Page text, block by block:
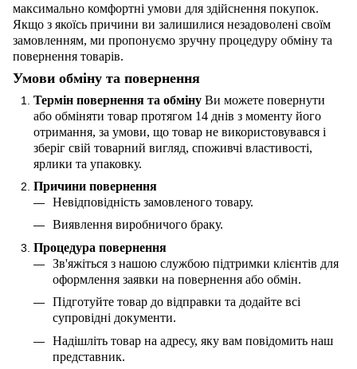
максимально комфортні умови для здійснення покупок.
Якщо з якоїсь причини ви залишилися незадоволені своїм
замовленням, ми пропонуємо зручну процедуру обміну та
повернення товарів.
Умови обміну та повернення
Термін повернення та обміну Ви можете повернути
або обміняти товар протягом 14 днів з моменту його
отримання, за умови, що товар не використовувався і
зберіг свій товарний вигляд, споживчі властивості,
ярлики та упаковку.
Причини повернення
Невідповідність замовленого товару.
Виявлення виробничого браку.
Процедура повернення
Зв'яжіться з нашою службою підтримки клієнтів для
оформлення заявки на повернення або обмін.
Підготуйте товар до відправки та додайте всі
супровідні документи.
Надішліть товар на адресу, яку вам повідомить наш
представник.